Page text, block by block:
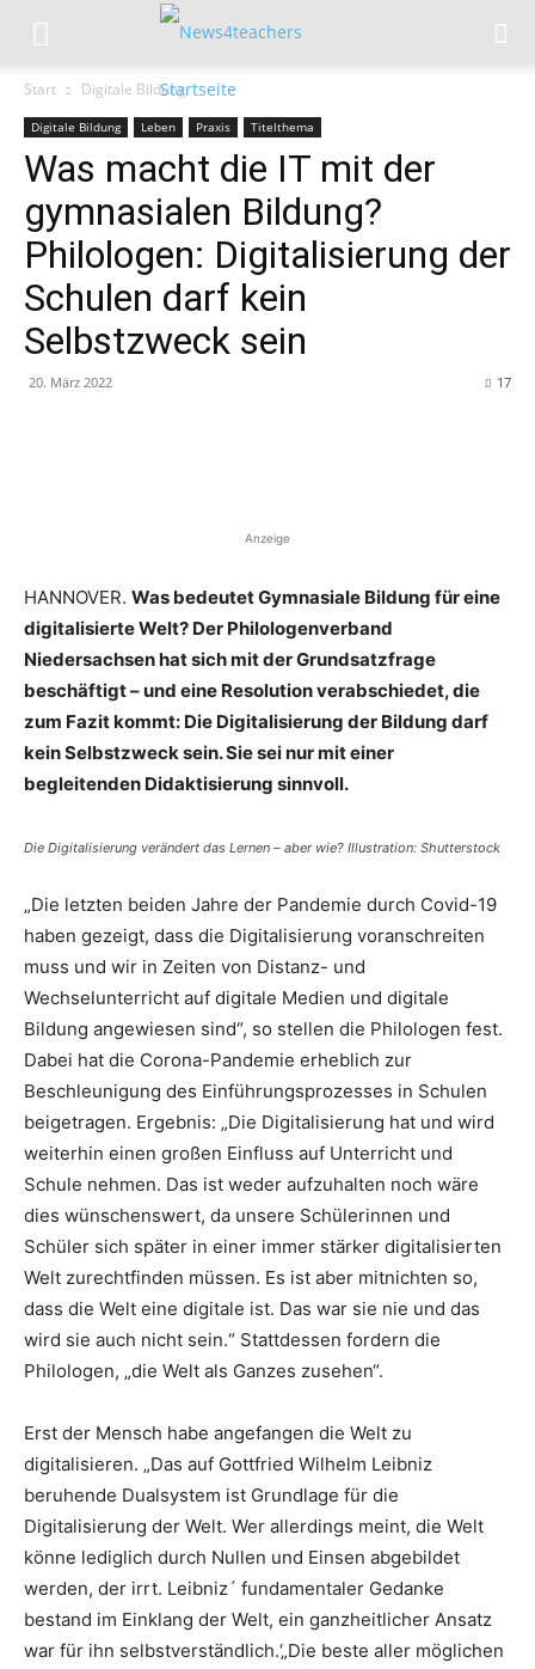
Start Digitale Bildung
Digitale Bildung Leben Praxis Titelthema
Was macht die IT mit der
gymnasialen Bildung?
Philologen: Digitalisierung der
Schulen darf kein
Selbstzweck sein
20. März 2022 17
Anzeige
HANNOVER. Was bedeutet Gymnasiale Bildung für eine
digitalisierte Welt? Der Philologenverband
Niedersachsen hat sich mit der Grundsatzfrage
beschäftigt – und eine Resolution verabschiedet, die
zum Fazit kommt: Die Digitalisierung der Bildung darf
kein Selbstzweck sein. Sie sei nur mit einer
begleitenden Didaktisierung sinnvoll.
Die Digitalisierung verändert das Lernen – aber wie? Illustration: Shutterstock
„Die letzten beiden Jahre der Pandemie durch Covid-19
haben gezeigt, dass die Digitalisierung voranschreiten
muss und wir in Zeiten von Distanz- und
Wechselunterricht auf digitale Medien und digitale
Bildung angewiesen sind“, so stellen die Philologen fest.
Dabei hat die Corona-Pandemie erheblich zur
Beschleunigung des Einführungsprozesses in Schulen
beigetragen. Ergebnis: „Die Digitalisierung hat und wird
weiterhin einen großen Einfluss auf Unterricht und
Schule nehmen. Das ist weder aufzuhalten noch wäre
dies wünschenswert, da unsere Schülerinnen und
Schüler sich später in einer immer stärker digitalisierten
Welt zurechtfinden müssen. Es ist aber mitnichten so,
dass die Welt eine digitale ist. Das war sie nie und das
wird sie auch nicht sein.“ Stattdessen fordern die
Philologen, „die Welt als Ganzes zusehen“.
Erst der Mensch habe angefangen die Welt zu
digitalisieren. „Das auf Gottfried Wilhelm Leibniz
beruhende Dualsystem ist Grundlage für die
Digitalisierung der Welt. Wer allerdings meint, die Welt
könne lediglich durch Nullen und Einsen abgebildet
werden, der irrt. Leibniz´ fundamentaler Gedanke
bestand im Einklang der Welt, ein ganzheitlicher Ansatz
war für ihn selbstverständlich.‘„Die beste aller möglichen